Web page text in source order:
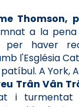
Thomson,
a la
per haver
l'Església
A York,
Trân Vân
i turmentat